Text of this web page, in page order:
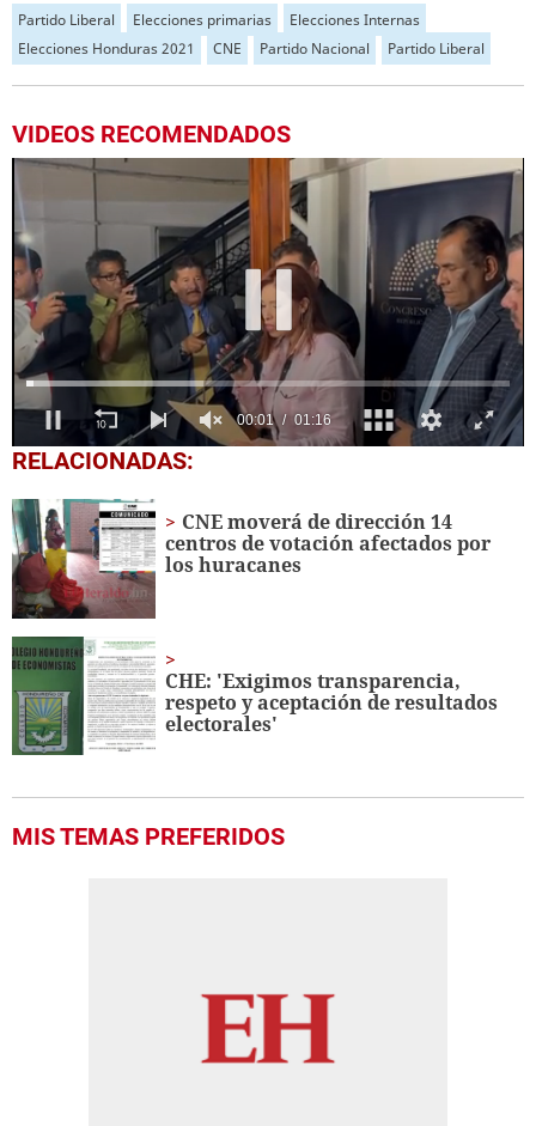
Partido Liberal Elecciones primarias
Elecciones Internas
Elecciones Honduras 2021
CNE Partido Nacional Partido Liberal
VIDEOS RECOMENDADOS
0
seconds
1
minute,
16
seconds
RELACIONADAS:
CNE moverá de dirección 14
centros de votación afectados por
los huracanes
CHE: 'Exigimos transparencia,
respeto y aceptación de resultados
electorales'
MIS TEMAS PREFERIDOS